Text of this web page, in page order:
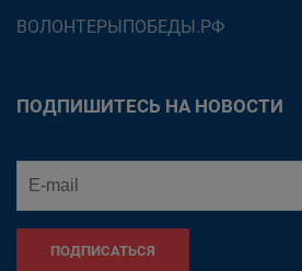
ВОЛОНТЕРЫПОБЕДЫ.РФ
ПОДПИШИТЕСЬ НА НОВОСТИ
ПОДПИСАТЬСЯ